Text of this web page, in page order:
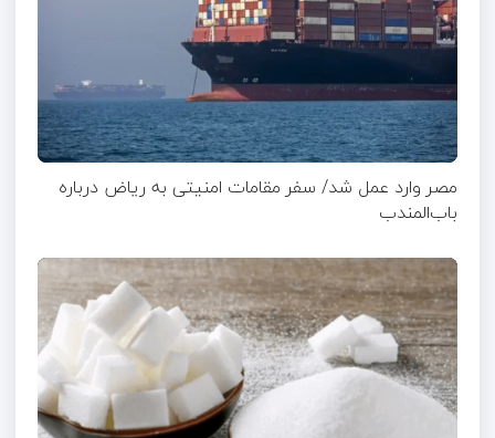
مصر وارد عمل شد/ سفر مقامات امنیتی به ریاض درباره
باب‌المندب